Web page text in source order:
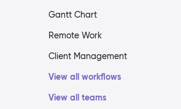
Gantt Chart
Remote Work
Client Management
View all workflows
View all teams